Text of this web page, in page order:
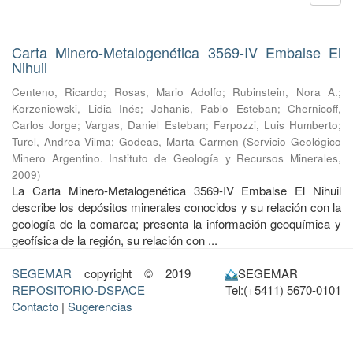
Carta Minero-Metalogenética 3569-IV Embalse El
Nihuil
Centeno, Ricardo; Rosas, Mario Adolfo; Rubinstein, Nora A.;
Korzeniewski, Lidia Inés; Johanis, Pablo Esteban; Chernicoff,
Carlos Jorge;Vargas, Daniel Esteban; Ferpozzi, Luis Humberto;
Turel, Andrea Vilma;Godeas, Marta Carmen (Servicio Geológico
Minero Argentino. Instituto de Geología y Recursos Minerales,
2009)
La Carta Minero-Metalogenética 3569-IV Embalse El Nihuil
describe los depósitos minerales conocidos y su relación con la
geología de la comarca; presenta la información geoquímica y
geofísica de la región, su relación con ...
SEGEMAR copyright © 2019
REPOSITORIO-DSPACE
Contacto | Sugerencias
SEGEMAR
Tel:(+5411) 5670-0101